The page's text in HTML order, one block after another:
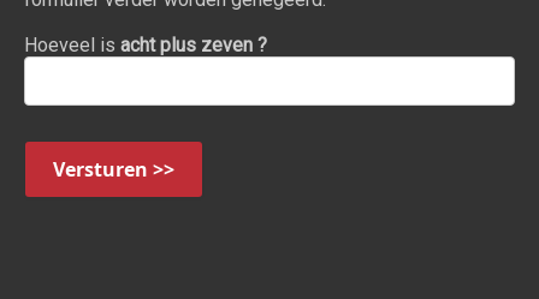
Hoeveel is acht plus zeven ?
Versturen >>